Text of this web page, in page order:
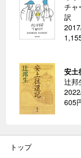
チャ
訳
安土
辻邦
605
トップ